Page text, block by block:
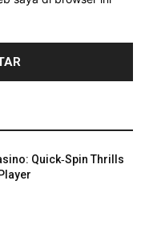
Quick‑Spin Thrills